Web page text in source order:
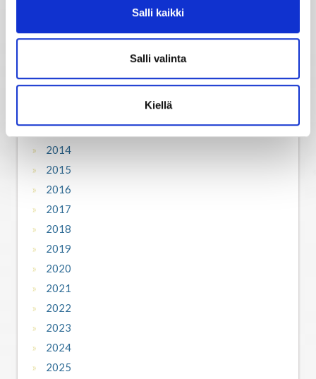
Salli kaikki
Salli valinta
Kiellä
Kiinalainen horoskooppi
Horoskooppiarkisto
2014
2015
2016
2017
2018
2019
2020
2021
2022
2023
2024
2025